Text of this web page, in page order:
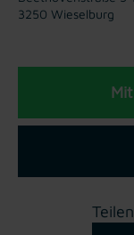
3250 Wieselburg